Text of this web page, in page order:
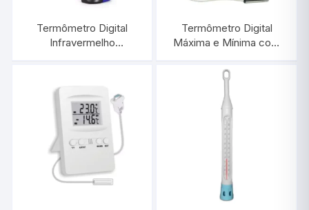
Termômetro Digital
Infravermelho
Termômetro Digital
Máxima e Mínima com
7427.02.0.00